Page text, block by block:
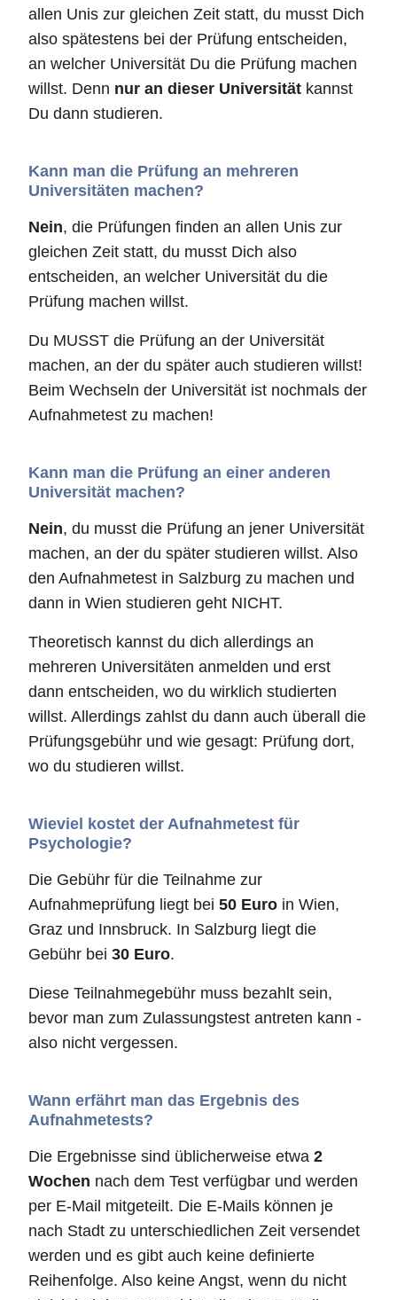
allen Unis zur gleichen Zeit statt, du musst Dich
also spätestens bei der Prüfung entscheiden,
an welcher Universität Du die Prüfung machen
willst. Denn nur an dieser Universität kannst
Du dann studieren.
Kann man die Prüfung an mehreren
Universitäten machen?
Nein, die Prüfungen finden an allen Unis zur
gleichen Zeit statt, du musst Dich also
entscheiden, an welcher Universität du die
Prüfung machen willst.
Du MUSST die Prüfung an der Universität
machen, an der du später auch studieren willst!
Beim Wechseln der Universität ist nochmals der
Aufnahmetest zu machen!
Kann man die Prüfung an einer anderen
Universität machen?
Nein, du musst die Prüfung an jener Universität
machen, an der du später studieren willst. Also
den Aufnahmetest in Salzburg zu machen und
dann in Wien studieren geht NICHT.
Theoretisch kannst du dich allerdings an
mehreren Universitäten anmelden und erst
dann entscheiden, wo du wirklich studierten
willst. Allerdings zahlst du dann auch überall die
Prüfungsgebühr und wie gesagt: Prüfung dort,
wo du studieren willst.
Wieviel kostet der Aufnahmetest für
Psychologie?
Die Gebühr für die Teilnahme zur
Aufnahmeprüfung liegt bei 50 Euro in Wien,
Graz und Innsbruck. In Salzburg liegt die
Gebühr bei 30 Euro.
Diese Teilnahmegebühr muss bezahlt sein,
bevor man zum Zulassungstest antreten kann -
also nicht vergessen.
Wann erfährt man das Ergebnis des
Aufnahmetests?
Die Ergebnisse sind üblicherweise etwa 2
Wochen nach dem Test verfügbar und werden
per E-Mail mitgeteilt. Die E-Mails können je
nach Stadt zu unterschiedlichen Zeit versendet
werden und es gibt auch keine definierte
Reihenfolge. Also keine Angst, wenn du nicht